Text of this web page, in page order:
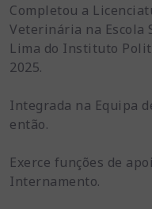
Completou a
Veterinária na Escola
Lima do Instituto
2025.
Integrada na Equipa
então.
Exerce funções de
Internamento.